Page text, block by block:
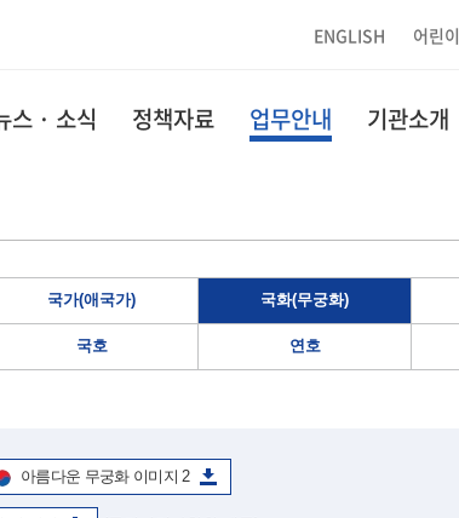
ENGLISH 어린이
스 · 소식 정책자료 업무안내 기관소개
국가(애국가) 국화(무궁화)
국호 연호
아름다운 무궁화 이미지 2